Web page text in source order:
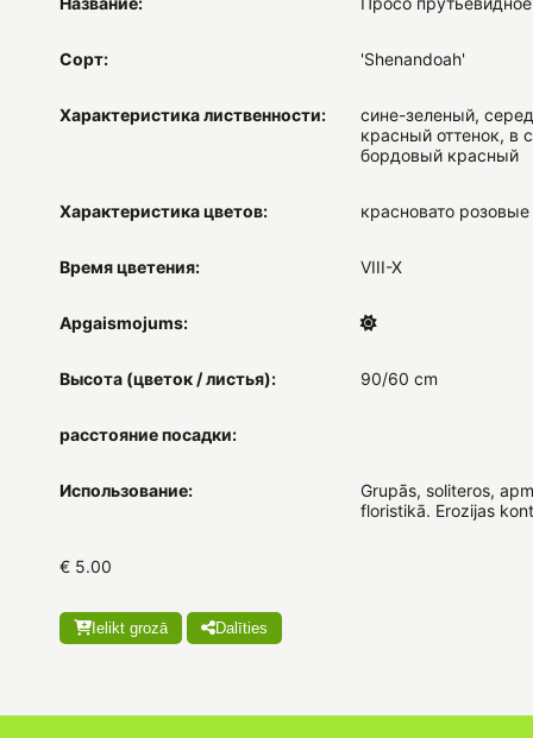
Сорт: 'Shenandoah'
Характеристика лиственности:
сине-зеленый,
красный оттенок, в
бордовый красный
Характеристика цветов: красновато розовые
Время цветения: VIII-X
Apgaismojums:
Высота (цветок / листья): 90/60 cm
расстояние посадки:
Использование:
Grupās, soliteros,
floristikā. Erozijas
€ 5.00
Ielikt grozā Dalīties